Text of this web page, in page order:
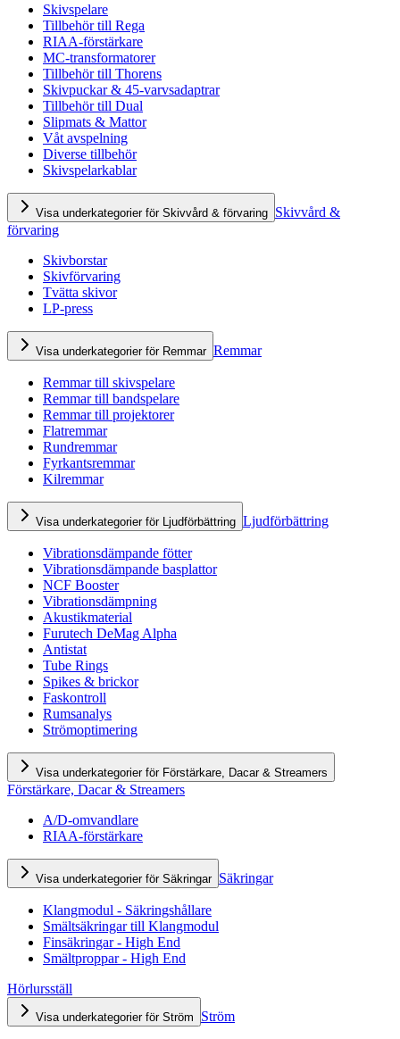
Skivspelare
Tillbehör till Rega
RIAA-förstärkare
MC-transformatorer
Tillbehör till Thorens
Skivpuckar & 45-varvsadaptrar
Tillbehör till Dual
Slipmats & Mattor
Våt avspelning
Diverse tillbehör
Skivspelarkablar
Visa underkategorier för Skivvård & förvaring Skivvård &
förvaring
Skivborstar
Skivförvaring
Tvätta skivor
LP-press
Visa underkategorier för Remmar Remmar
Remmar till skivspelare
Remmar till bandspelare
Remmar till projektorer
Flatremmar
Rundremmar
Fyrkantsremmar
Kilremmar
Visa underkategorier för Ljudförbättring Ljudförbättring
Vibrationsdämpande fötter
Vibrationsdämpande basplattor
NCF Booster
Vibrationsdämpning
Akustikmaterial
Furutech DeMag Alpha
Antistat
Tube Rings
Spikes & brickor
Faskontroll
Rumsanalys
Strömoptimering
Visa underkategorier för Förstärkare, Dacar & Streamers
Förstärkare, Dacar & Streamers
A/D-omvandlare
RIAA-förstärkare
Visa underkategorier för Säkringar Säkringar
Klangmodul - Säkringshållare
Smältsäkringar till Klangmodul
Finsäkringar - High End
Smältproppar - High End
Hörlursställ
Visa underkategorier för Ström Ström